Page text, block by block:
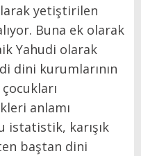
yetiştirilen
Buna ek olarak
Yahudi olarak
dini kurumlarının
anlamı
istatistik, karışık
baştan dini